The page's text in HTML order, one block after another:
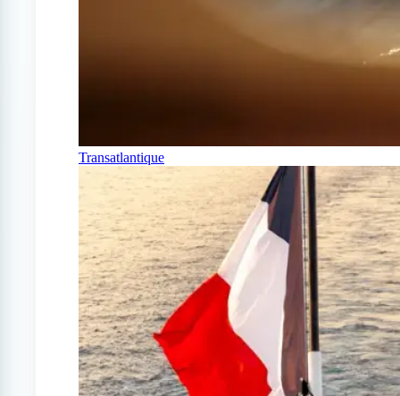
Transatlantique